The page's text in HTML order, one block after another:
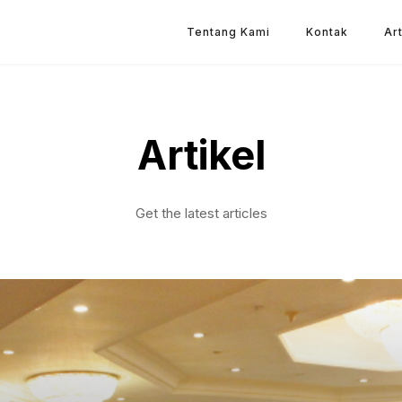
Tentang Kami Kontak
Artikel
Get the latest articles